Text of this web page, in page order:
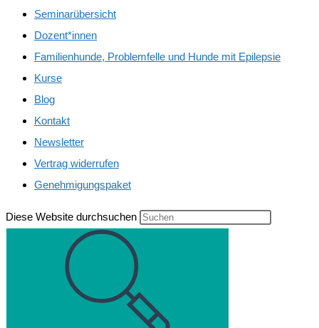
Seminarübersicht
Dozent*innen
Familienhunde, Problemfelle und Hunde mit Epilepsie
Kurse
Blog
Kontakt
Newsletter
Vertrag widerrufen
Genehmigungspaket
Diese Website durchsuchen